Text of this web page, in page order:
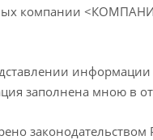
компании
заполнена мною в